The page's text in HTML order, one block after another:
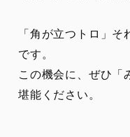
「角が立つトロ」
です。
この機会に、ぜひ「
堪能ください。